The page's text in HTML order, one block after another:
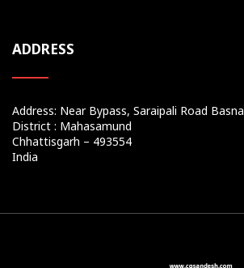
ADDRESS
Address: Near Bypass, Saraipali Road Basna
District : Mahasamund
Chhattisgarh – 493554
India